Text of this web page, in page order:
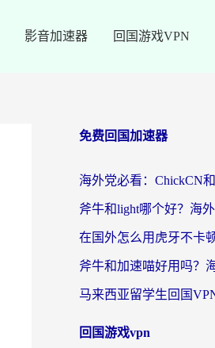
影音加速器 回国游戏VPN
免费回国加速器
回国游戏vpn